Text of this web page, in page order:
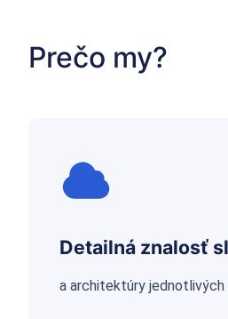
Prečo my?
Detailná znalosť
a architektúry jednotlivých